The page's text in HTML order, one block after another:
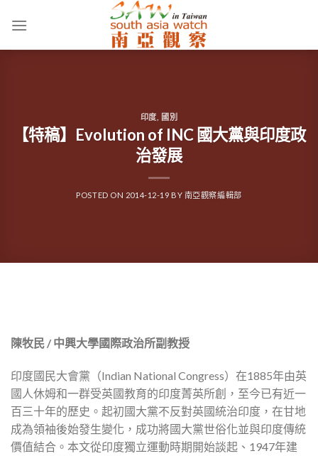
印度 國別
【特稿】Evolution of INC 國大黨與印度政
治發展
POSTED ON 2014-12-19 BY 南亞觀察編輯部
陳牧民 / 中興大學國際政治所副教授
印度國民大會黨（Indian National Congress）在1885年由英
國人休姆和一群受英國教育的印度菁英所創，至今已有近一
百三十年的歷史。起初國大黨不反對英國統治印度，在甘地
成為領袖後始發生變化，成功將國大黨世俗化並與印度傳統
價值結合。本文從印度獨立運動時期開始談起、1947年建